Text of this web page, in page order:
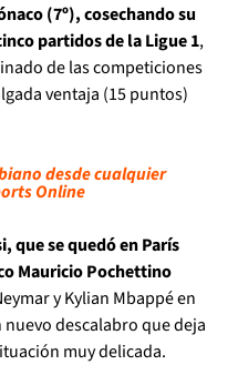
(7º), cosechando su
partidos de la Ligue 1,
de las competiciones
ventaja (15 puntos)
desde cualquier
Online
que se quedó en París
Mauricio Pochettino
y Kylian Mbappé en
descalabro que deja
muy delicada.